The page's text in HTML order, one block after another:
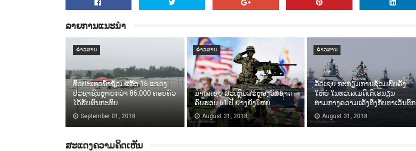
ລາຍການແນະນຳ
ຂ່າວສານ
ທົ່ວປະເທດນ້ຳຖ້ວມແລ້ວ 16 ແຂວງ
ປະຊາຊົນຫຼາຍກວ່າ 86,000​ ຄອບຄົວ
ໄດ້ຮັບຜົນກະທົບ
September 01, 2018
ຂ່າວສານ
ມາເລເຊຍ ສະເຫຼີມສະຫຼອງວັນຊາດ
ຄົບຮອບ 61 ປີ ຢ່າງຍິ່ງໃຫຍ່
August 31, 2018
ຂ່າວສານ
ລັດເຊຍ ກະກຽມການຊ້ອມຮົບຄັ້ງ
ໃຫຍ່ ໃນທະເລເມດິເຕິເຣນຽນ
ທ່າມກາງຄວາມເຄັ່ງຕຶງກັບຕາເວັນຕົກ
August 31, 2018
ສະແດງຄວາມຄິດເຫັນ